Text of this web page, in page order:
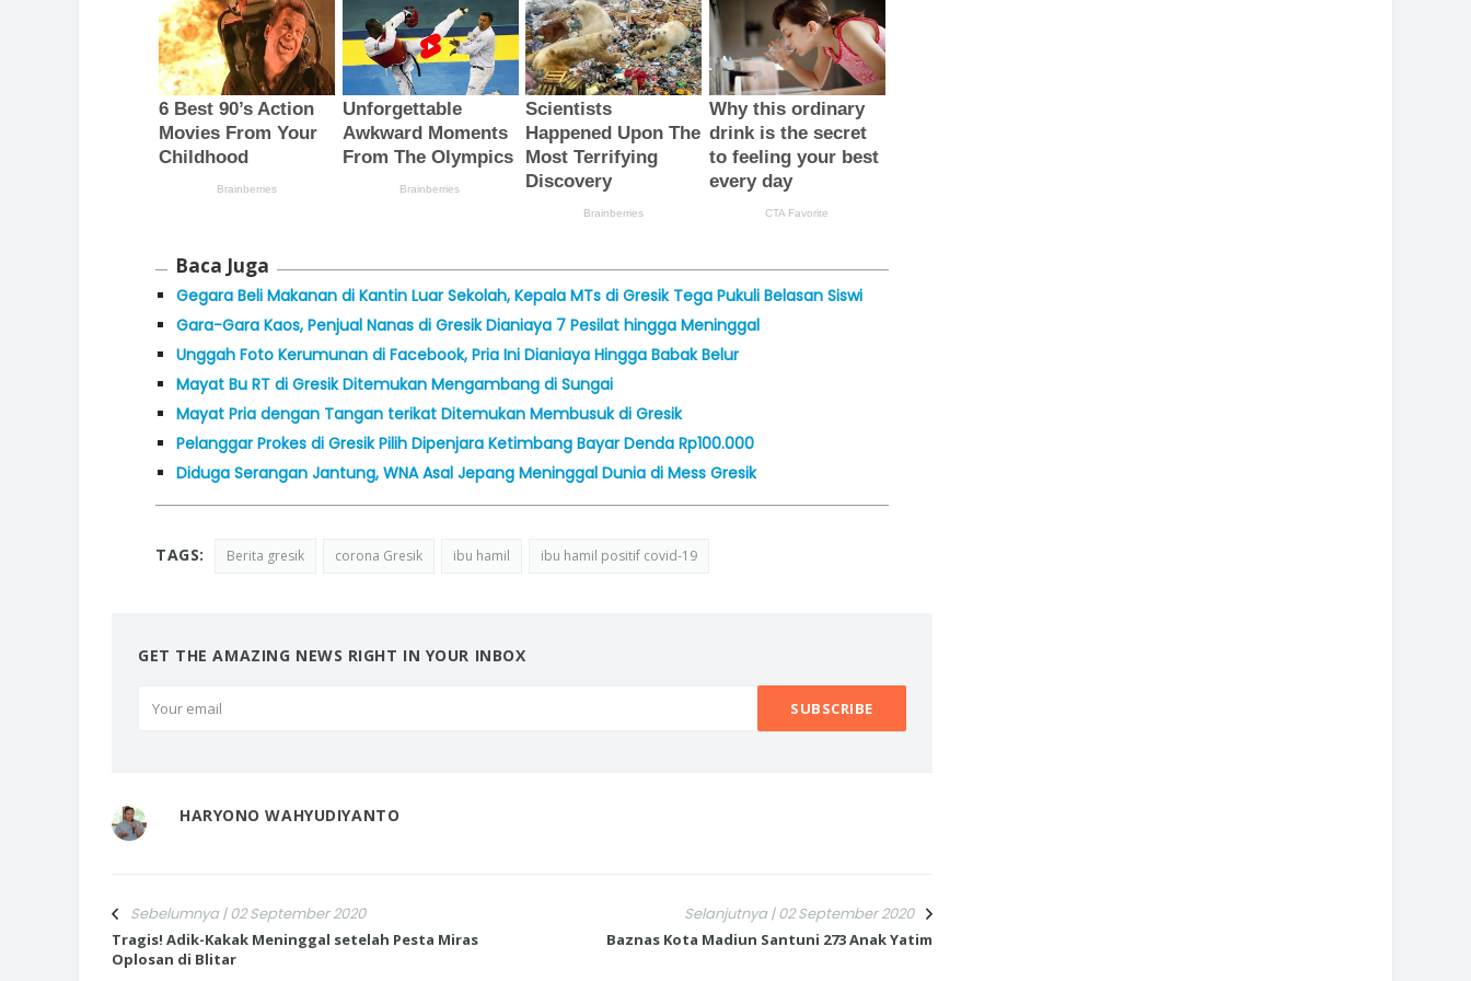
Baca Juga
Gegara Beli Makanan di Kantin Luar Sekolah, Kepala MTs di Gresik Tega Pukuli Belasan Siswi
Gara-Gara Kaos, Penjual Nanas di Gresik Dianiaya 7 Pesilat hingga Meninggal
Unggah Foto Kerumunan di Facebook, Pria Ini Dianiaya Hingga Babak Belur
Mayat Bu RT di Gresik Ditemukan Mengambang di Sungai
Mayat Pria dengan Tangan terikat Ditemukan Membusuk di Gresik
Pelanggar Prokes di Gresik Pilih Dipenjara Ketimbang Bayar Denda Rp100.000
Diduga Serangan Jantung, WNA Asal Jepang Meninggal Dunia di Mess Gresik
TAGS: Berita gresik corona Gresik ibu hamil ibu hamil positif covid-19
GET THE AMAZING NEWS RIGHT IN YOUR INBOX
HARYONO WAHYUDIYANTO
Sebelumnya | 02 September 2020
Tragis! Adik-Kakak Meninggal setelah Pesta Miras
Oplosan di Blitar
Selanjutnya | 02 September 2020
Baznas Kota Madiun Santuni 273 Anak Yatim